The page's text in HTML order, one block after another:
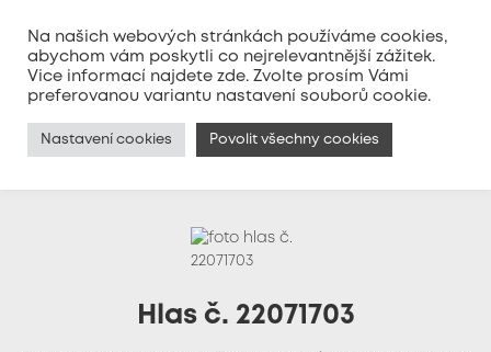
MENU
Hlas č. 22071703
Na našich webových stránkách používáme cookies,
abychom vám poskytli co nejrelevantnější zážitek.
Vice informací najdete zde. Zvolte prosím Vámi
preferovanou variantu nastavení souborů cookie.
Nastavení cookies Povolit všechny cookies